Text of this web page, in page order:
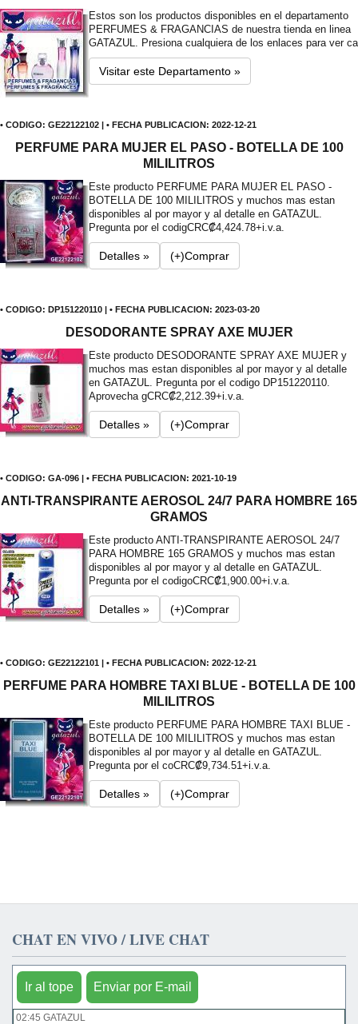
Estos son los productos disponibles en el departamento
PERFUMES & FRAGANCIAS de nuestra tienda en linea
GATAZUL. Presiona cualquiera de los enlaces para ver ca
Visitar este Departamento »
• CODIGO: GE22122102 | • FECHA PUBLICACION: 2022-12-21
PERFUME PARA MUJER EL PASO - BOTELLA DE 100
MILILITROS
Este producto PERFUME PARA MUJER EL PASO -
BOTELLA DE 100 MILILITROS y muchos mas estan
disponibles al por mayor y al detalle en GATAZUL.
Pregunta por el codigCRC₡4,424.78+i.v.a.
Detalles » (+)Comprar
• CODIGO: DP151220110 | • FECHA PUBLICACION: 2023-03-20
DESODORANTE SPRAY AXE MUJER
Este producto DESODORANTE SPRAY AXE MUJER y
muchos mas estan disponibles al por mayor y al detalle
en GATAZUL. Pregunta por el codigo DP151220110.
Aprovecha gCRC₡2,212.39+i.v.a.
Detalles » (+)Comprar
• CODIGO: GA-096 | • FECHA PUBLICACION: 2021-10-19
ANTI-TRANSPIRANTE AEROSOL 24/7 PARA HOMBRE 165
GRAMOS
Este producto ANTI-TRANSPIRANTE AEROSOL 24/7
PARA HOMBRE 165 GRAMOS y muchos mas estan
disponibles al por mayor y al detalle en GATAZUL.
Pregunta por el codigoCRC₡1,900.00+i.v.a.
Detalles » (+)Comprar
• CODIGO: GE22122101 | • FECHA PUBLICACION: 2022-12-21
PERFUME PARA HOMBRE TAXI BLUE - BOTELLA DE 100
MILILITROS
Este producto PERFUME PARA HOMBRE TAXI BLUE -
BOTELLA DE 100 MILILITROS y muchos mas estan
disponibles al por mayor y al detalle en GATAZUL.
Pregunta por el coCRC₡9,734.51+i.v.a.
Detalles » (+)Comprar
CHAT EN VIVO / LIVE CHAT
Ir al tope Enviar por E-mail
02:45 GATAZUL